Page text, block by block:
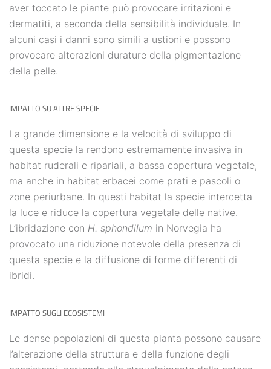
aver toccato le piante può provocare irritazioni e
dermatiti, a seconda della sensibilità individuale. In
alcuni casi i danni sono simili a ustioni e possono
provocare alterazioni durature della pigmentazione
della pelle.
IMPATTO SU ALTRE SPECIE
La grande dimensione e la velocità di sviluppo di
questa specie la rendono estremamente invasiva in
habitat ruderali e ripariali, a bassa copertura vegetale,
ma anche in habitat erbacei come prati e pascoli o
zone periurbane. In questi habitat la specie intercetta
la luce e riduce la copertura vegetale delle native.
L’ibridazione con H. sphondilum in Norvegia ha
provocato una riduzione notevole della presenza di
questa specie e la diffusione di forme differenti di
ibridi.
IMPATTO SUGLI ECOSISTEMI
Le dense popolazioni di questa pianta possono causare
l’alterazione della struttura e della funzione degli